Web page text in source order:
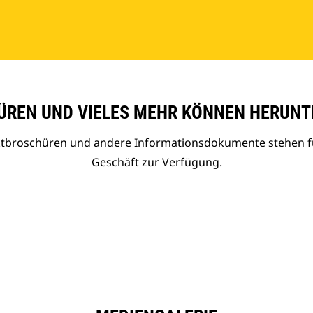
UND VIELES MEHR KÖNNEN
und andere Informationsdokumente stehen
Geschäft zur Verfügung.